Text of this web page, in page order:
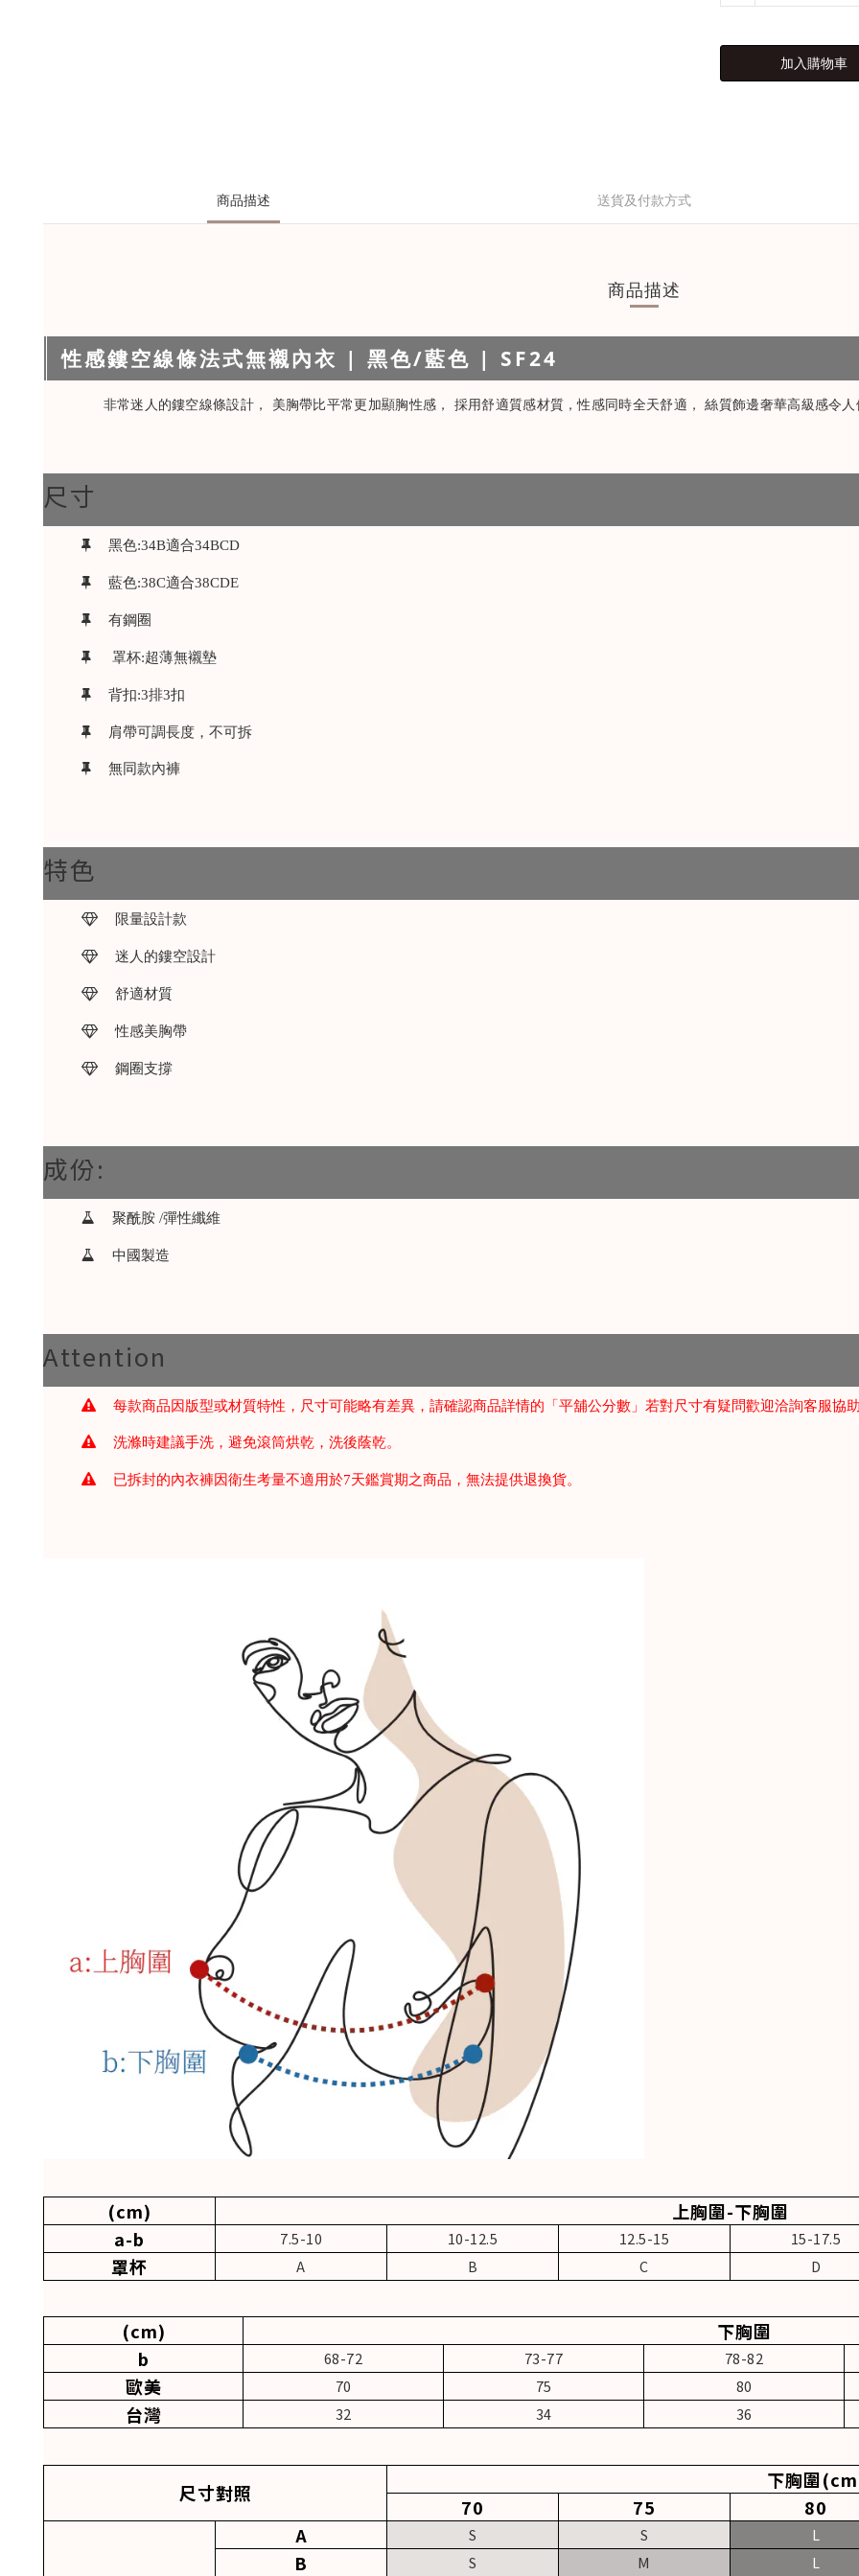
加入購物車
商品描述 送貨及付款方式
商品描述
性感鏤空線條法式無襯內衣 | 黑色/藍色 | SF24
非常迷人的鏤空線條設計， 美胸帶比平常更加顯胸性感， 採用舒適質感材質，性感同時全天舒適， 絲質飾邊奢華高級感令
尺寸
黑色:34B適合34BCD
藍色:38C適合38CDE
有鋼圈
罩杯:超薄無襯墊
背扣:3排3扣
肩帶可調長度，不可拆
無同款內褲
特色
限量設計款
迷人的鏤空設計
舒適材質
性感美胸帶
鋼圈支撐
成份:
聚酰胺 /彈性纖維
中國製造
Attention
每款商品因版型或材質特性，尺寸可能略有差異，請確認商品詳情的「平舖公分數」若對尺寸有疑問歡迎洽詢客服協
洗滌時建議手洗，避免滾筒烘乾，洗後蔭乾。
已拆封的內衣褲因衛生考量不適用於7天鑑賞期之商品，無法提供退換貨。
(cm)
上胸圍-下胸圍
a-b
7.5-10 10-12.5 12.5-15 15-17.5
罩杯 A B C D
(cm)
下胸圍
b
68-72 73-77 78-82
歐美 70 75 80
台灣 32 34 36
尺寸對照
下胸圍
70
75
80
A
S S L
B S M L